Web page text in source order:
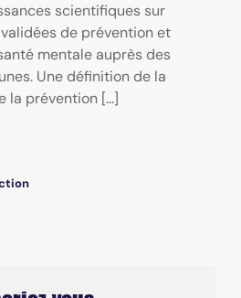
scientifiques sur
de prévention et
mentale auprès des
Une définition de la
la prévention [...]